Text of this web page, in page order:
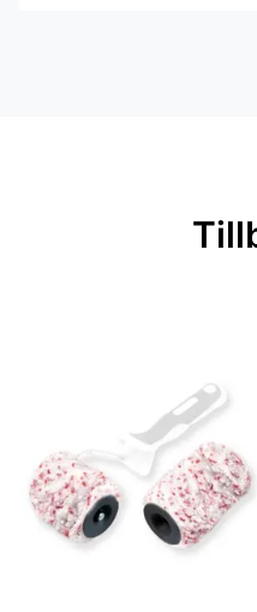
Applicering:
Leverantörens
710018129